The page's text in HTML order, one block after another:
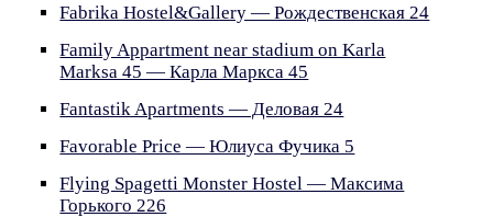
Fabrika Hostel&Gallery — Рождественская 24
Family Appartment near stadium on Karla
Marksa 45 — Карла Маркса 45
Fantastik Apartments — Деловая 24
Favorable Price — Юлиуса Фучика 5
Flying Spagetti Monster Hostel — Максима
Горького 226